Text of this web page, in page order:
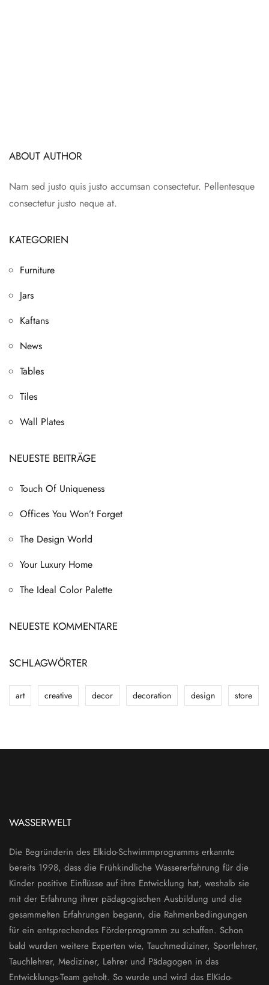
ABOUT AUTHOR
Nam sed justo quis justo accumsan consectetur. Pellentesque
consectetur justo neque at.
KATEGORIEN
Furniture
Jars
Kaftans
News
Tables
Tiles
Wall Plates
NEUESTE BEITRÄGE
Touch Of Uniqueness
Offices You Won’t Forget
The Design World
Your Luxury Home
The Ideal Color Palette
NEUESTE KOMMENTARE
SCHLAGWÖRTER
art creative decor decoration design store
WASSERWELT
Die Begründerin des Elkido-Schwimmprogramms erkannte
bereits 1998, dass die Frühkindliche Wassererfahrung für die
Kinder positive Einflüsse auf ihre Entwicklung hat, weshalb sie
mit der Erfahrung ihrer pädagogischen Ausbildung und die
gesammelten Erfahrungen begann, die Rahmenbedingungen
für ein entsprechendes Förderprogramm zu schaffen. Schon
bald wurden weitere Experten wie, Tauchmediziner, Sportlehrer,
Tauchlehrer, Mediziner, Lehrer und Pädagogen in das
Entwicklungs-Team geholt. So wurde und wird das ElKido-